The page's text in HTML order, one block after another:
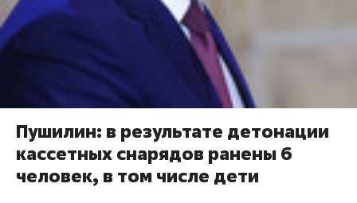
Пушилин: в результате детонации
кассетных снарядов ранены 6
человек, в том числе дети